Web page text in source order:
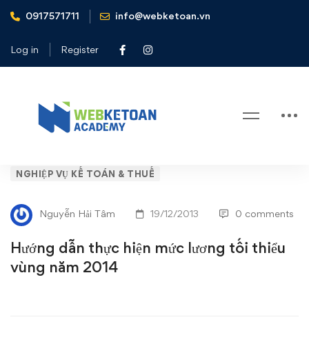
0917571711 info@webketoan.vn
Log in Register
Home
Nghiệp vụ Kế toán & Thuế
Hướng
dẫn
thực
hiện
NGHIỆP VỤ KẾ TOÁN & THUẾ
Nguyễn Hải Tâm 19/12/2013 0 comments
Hướng dẫn thực hiện mức lương tối thiểu
vùng năm 2014